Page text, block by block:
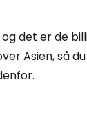
det er de
Asien, så